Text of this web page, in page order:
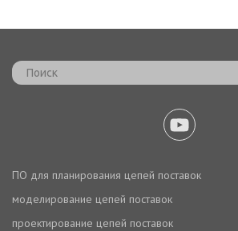
ПО для планирования цепей поставок
моделирование цепей поставок
проектирование цепей поставок